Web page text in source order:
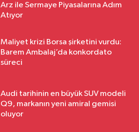
Arz ile Sermaye Piyasalarına Adım
Atıyor
Maliyet krizi Borsa şirketini vurdu:
Barem Ambalaj’da konkordato
süreci
Audi tarihinin en büyük SUV modeli
Q9, markanın yeni amiral gemisi
oluyor